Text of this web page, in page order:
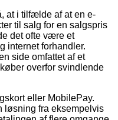
at i tilfælde af at en e-
til salg for en salgspris
det ofte være et
internet forhandler.
side omfattet af et
overfor svindlende
eller MobilePay.
løsning fra eksempelvis